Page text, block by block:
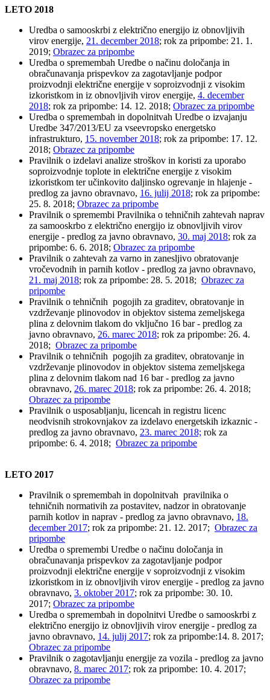
LETO 2018
Uredba o samooskrbi z električno energijo iz obnovljivih
virov energije, 21. december 2018; rok za pripombe: 21. 1.
2019; Obrazec za pripombe
Uredba o spremembah Uredbe o načinu določanja in
obračunavanja prispevkov za zagotavljanje podpor
proizvodnji električne energije v soproizvodnji z visokim
izkoristkom in iz obnovljivih virov energije, 4. december
2018; rok za pripombe: 14. 12. 2018; Obrazec za pripombe
Uredba o spremembah in dopolnitvah Uredbe o izvajanju
Uredbe 347/2013/EU za vseevropsko energetsko
infrastrukturo, 15. november 2018; rok za pripombe: 17. 12.
2018; Obrazec za pripombe
Pravilnik o izdelavi analize stroškov in koristi za uporabo
soproizvodnje toplote in električne energije z visokim
izkoristkom ter učinkovito daljinsko ogrevanje in hlajenje -
predlog za javno obravnavo, 16. julij 2018; rok za pripombe:
25. 8. 2018; Obrazec za pripombe
Pravilnik o spremembi Pravilnika o tehničnih zahtevah naprav
za samooskrbo z električno energijo iz obnovljivih virov
energije - predlog za javno obravnavo, 30. maj 2018; rok za
pripombe: 6. 6. 2018; Obrazec za pripombe
Pravilnik o zahtevah za varno in zanesljivo obratovanje
vročevodnih in parnih kotlov - predlog za javno obravnavo,
21. maj 2018; rok za pripombe: 28. 5. 2018; Obrazec za
pripombe
Pravilnik o tehničnih pogojih za graditev, obratovanje in
vzdrževanje plinovodov in objektov sistema zemeljskega
plina z delovnim tlakom do vključno 16 bar - predlog za
javno obravnavo, 26. marec 2018; rok za pripombe: 26. 4.
2018; Obrazec za pripombe
Pravilnik o tehničnih pogojih za graditev, obratovanje in
vzdrževanje plinovodov in objektov sistema zemeljskega
plina z delovnim tlakom nad 16 bar - predlog za javno
obravnavo, 26. marec 2018; rok za pripombe: 26. 4. 2018;
Obrazec za pripombe
Pravilnik o usposabljanju, licencah in registru licenc
neodvisnih strokovnjakov za izdelavo energetskih izkaznic -
predlog za javno obravnavo, 23. marec 2018; rok za
pripombe: 6. 4. 2018; Obrazec za pripombe
LETO 2017
Pravilnik o spremembah in dopolnitvah pravilnika o
tehničnih normativih za postavitev, nadzor in obratovanje
parnih kotlov in naprav - predlog za javno obravnavo, 18.
december 2017; rok za pripombe: 21. 12. 2017; Obrazec za
pripombe
Uredba o spremembi Uredbe o načinu določanja in
obračunavanja prispevkov za zagotavljanje podpor
proizvodnji električne energije v soproizvodnji z visokim
izkoristkom in iz obnovljivih virov energije - predlog za javno
obravnavo, 3. oktober 2017; rok za pripombe: 30. 10.
2017; Obrazec za pripombe
Uredba o spremembah in dopolnitvi Uredbe o samooskrbi z
električno energijo iz obnovljivih virov energije - predlog za
javno obravnavo, 14. julij 2017; rok za pripombe:14. 8. 2017;
Obrazec za pripombe
Pravilnik o zagotavljanju energije za vozila - predlog za javno
obravnavo, 8. marec 2017; rok za pripombe: 10. 4. 2017;
Obrazec za pripombe